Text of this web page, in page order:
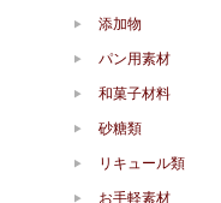
添加物
パン用素材
和菓子材料
砂糖類
リキュール類
お手軽素材